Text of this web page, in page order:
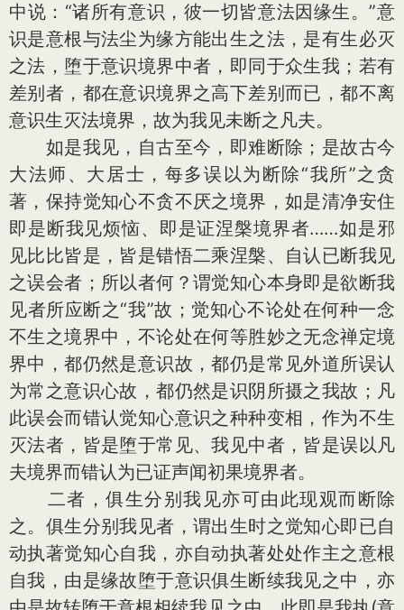
中说：“诸所有意识，彼一切皆意法因缘生。”意
识是意根与法尘为缘方能出生之法，是有生必灭
之法，堕于意识境界中者，即同于众生我；若有
差别者，都在意识境界之高下差别而已，都不离
意识生灭法境界，故为我见未断之凡夫。
如是我见，自古至今，即难断除；是故古今
大法师、大居士，每多误以为断除“我所”之贪
著，保持觉知心不贪不厌之境界，如是清净安住
即是断我见烦恼、即是证涅槃境界者……如是邪
见比比皆是，皆是错悟二乘涅槃、自认已断我见
之误会者；所以者何？谓觉知心本身即是欲断我
见者所应断之“我”故；觉知心不论处在何种一念
不生之境界中，不论处在何等胜妙之无念禅定境
界中，都仍然是意识故，都仍是常见外道所误认
为常之意识心故，都仍然是识阴所摄之我故；凡
此误会而错认觉知心意识之种种变相，作为不生
灭法者，皆是堕于常见、我见中者，皆是误以凡
夫境界而错认为已证声闻初果境界者。
二者，俱生分别我见亦可由此现观而断除
之。俱生分别我见者，谓出生时之觉知心即已自
动执著觉知心自我，亦自动执著处处作主之意根
自我，由是缘故堕于意识俱生断续我见之中，亦